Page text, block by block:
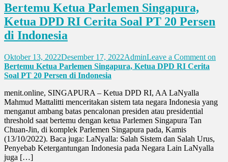
Bertemu Ketua Parlemen Singapura,
Ketua DPD RI Cerita Soal PT 20 Persen
di Indonesia
Oktober 13, 2022Desember 17, 2022AdminLeave a Comment on
Bertemu Ketua Parlemen Singapura, Ketua DPD RI Cerita
Soal PT 20 Persen di Indonesia
menit.online, SINGAPURA – Ketua DPD RI, AA LaNyalla
Mahmud Mattalitti menceritakan sistem tata negara Indonesia yang
menganut ambang batas pencalonan presiden atau presidential
threshold saat bertemu dengan ketua Parlemen Singapura Tan
Chuan-Jin, di komplek Parlemen Singapura pada, Kamis
(13/10/2022). Baca juga: LaNyalla: Salah Sistem dan Salah Urus,
Penyebab Ketergantungan Indonesia pada Negara Lain LaNyalla
juga […]